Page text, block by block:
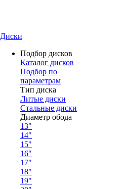
Диски
Подбор дисков
Каталог дисков
Подбор по
параметрам
Тип диска
Литые диски
Стальные диски
Диаметр обода
13"
14"
15"
16"
17"
18"
19"